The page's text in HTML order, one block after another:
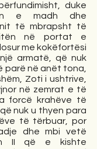
duke
e madh dhe
të mbrapsht të
në portat e
me kokëfortësi
armatë, që nuk
parë në anët tona,
Zoti i ushtrive,
në zemrat e të
forcë krahëve të
nuk u thyen para
të tërbuar, por
dhe mbi vetë
II që e kishte